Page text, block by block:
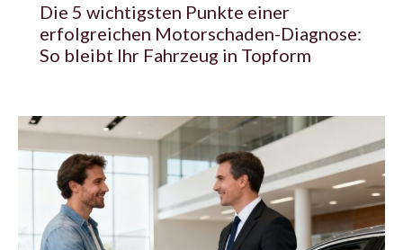
Die 5 wichtigsten Punkte einer
erfolgreichen Motorschaden-Diagnose:
So bleibt Ihr Fahrzeug in Topform